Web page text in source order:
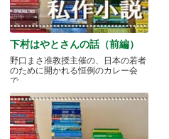
下村はやとさんの話（前編）
野口まさ准教授主催の、日本の若者
のために開かれる恒例のカレー会
で.....